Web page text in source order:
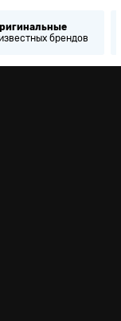
брендов